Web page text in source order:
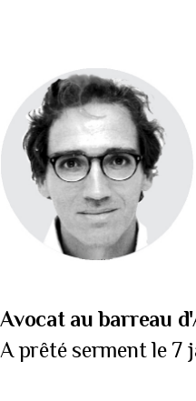
Avocat au barreau
A prêté serment le 7